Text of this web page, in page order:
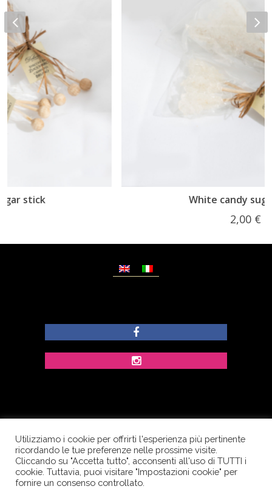
White candy sugar stick
© Copyright Dolcezze di Ferrentino A. - P.IVA
IT02609400656 - Tutti i diritti riservati.
Corso Palatucci, 65 - 84013 Cava de’ Tirreni (SA) -
Utilizziamo i cookie per offrirti l'esperienza più pertinente
ricordando le tue preferenze nelle prossime visite.
Cliccando su "Accetta tutto", acconsenti all'uso di TUTTI i
cookie. Tuttavia, puoi visitare "Impostazioni cookie" per
fornire un consenso controllato.